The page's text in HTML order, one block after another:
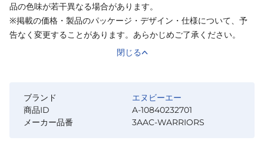
品の色味が若干異なる場合があります。
※掲載の価格・製品のパッケージ・デザイン・仕様について、予
告なく変更することがあります。あらかじめご了承ください。
閉じる
ブランド
エヌビーエー
商品ID
A-10840232701
メーカー品番
3AAC-WARRIORS